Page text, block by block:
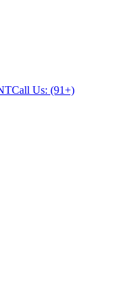
Call Us: (91+)